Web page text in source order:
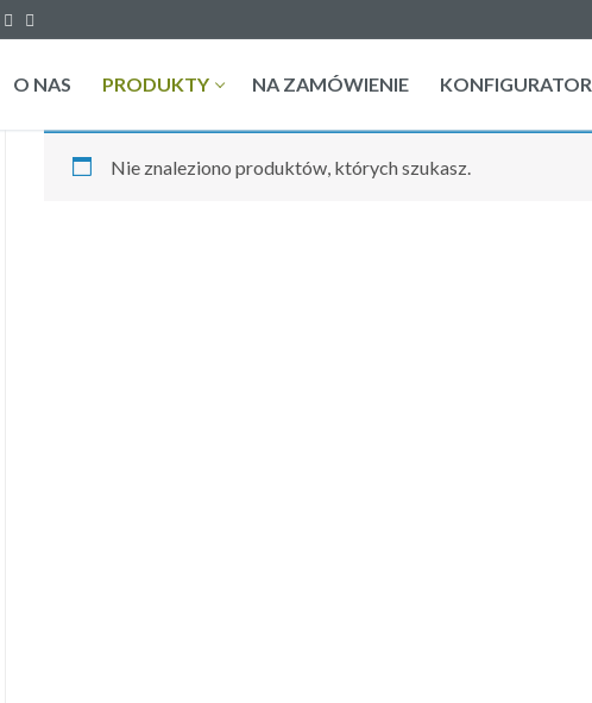
O NAS PRODUKTY NA ZAMÓWIENIE KONFIGURATOR
Nie znaleziono produktów, których szukasz.